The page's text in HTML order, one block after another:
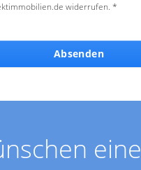
widerrufen. *
Absenden
eine